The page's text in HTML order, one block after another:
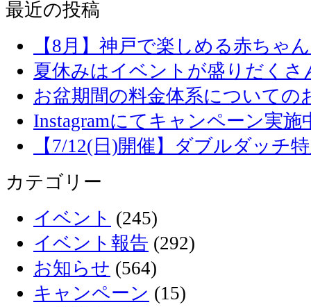
最近の投稿
【8月】神戸で楽しめる赤ちゃ
夏休みはイベントが盛りだくさ
お盆期間の料金体系についての
Instagramにてキャンペーン実施
【7/12(日)開催】ダブルダッチ
カテゴリー
イベント (245)
イベント報告 (292)
お知らせ (564)
キャンペーン (15)